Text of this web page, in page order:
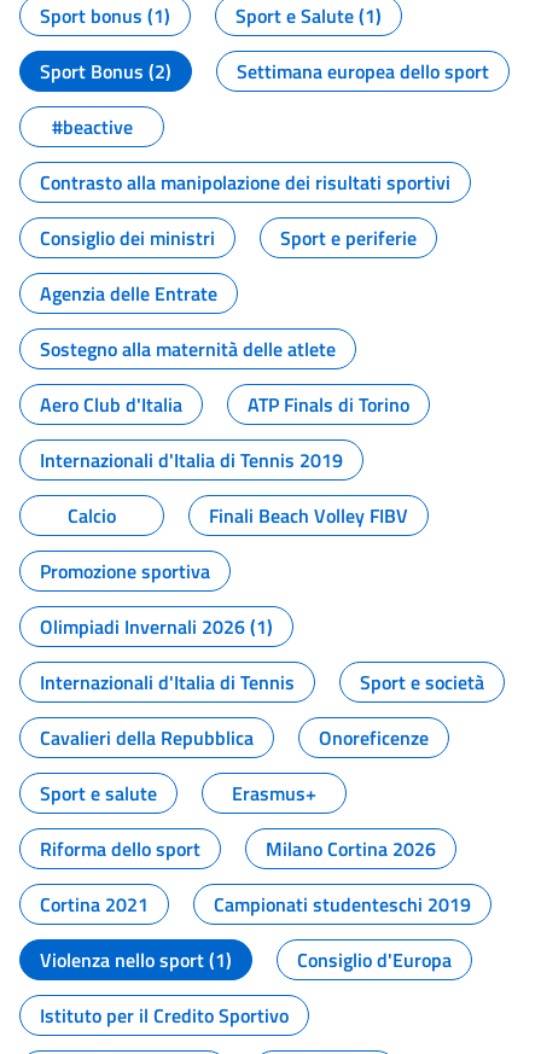
Sport bonus (1)
Sport e Salute (1)
Sport Bonus (2)
Settimana europea dello sport
#beactive
Contrasto alla manipolazione dei risultati sportivi
Consiglio dei ministri
Sport e periferie
Agenzia delle Entrate
Sostegno alla maternità delle atlete
Aero Club d'Italia
ATP Finals di Torino
Internazionali d'Italia di Tennis 2019
Calcio
Finali Beach Volley FIBV
Promozione sportiva
Olimpiadi Invernali 2026 (1)
Internazionali d'Italia di Tennis
Sport e società
Cavalieri della Repubblica
Onoreficenze
Sport e salute
Erasmus+
Riforma dello sport
Milano Cortina 2026
Cortina 2021
Campionati studenteschi 2019
Violenza nello sport (1)
Consiglio d'Europa
Istituto per il Credito Sportivo